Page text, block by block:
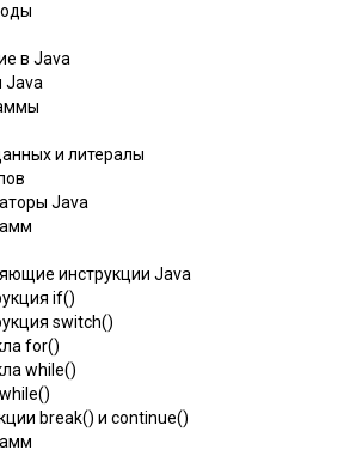
в Java
Java
и литералы
Java
инструкции Java
if()
switch()
for()
while()
break() и continue()